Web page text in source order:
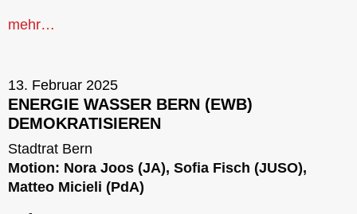
mehr…
13. Februar 2025
ENERGIE WASSER BERN (EWB)
DEMOKRATISIEREN
Stadtrat Bern
Motion: Nora Joos (JA), Sofia Fisch (JUSO),
Matteo Micieli (PdA)